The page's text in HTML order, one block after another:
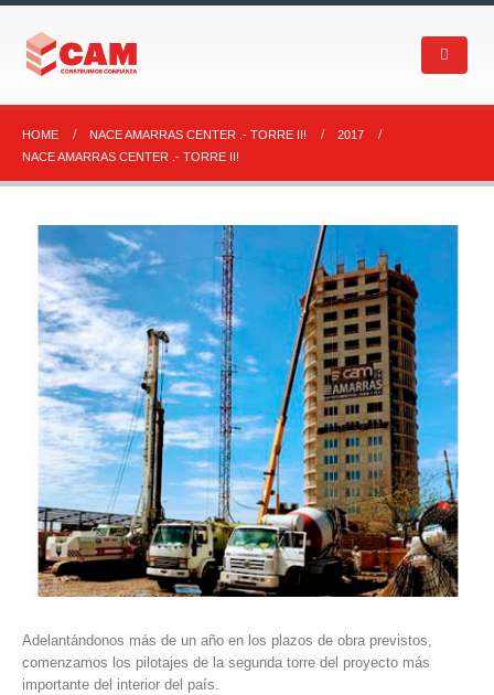
HOME NACE AMARRAS CENTER .- TORRE II!
2017
NACE AMARRAS CENTER .- TORRE II!
Adelantándonos más de un año en los plazos de obra previstos,
comenzamos los pilotajes de la segunda torre del proyecto más
importante del interior del país.